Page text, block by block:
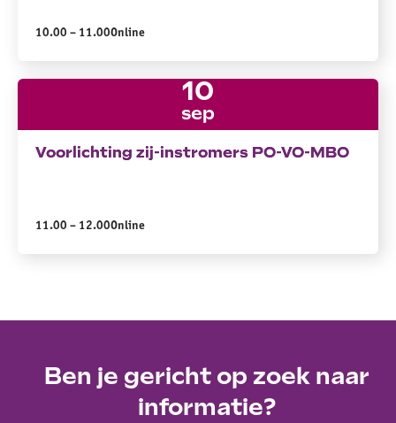
10.00 – 11.00Online
10
sep
Voorlichting zij-instromers PO-VO-MBO
Voorlichting zij-instromers PO-VO-MBO
11.00 – 12.00Online
Ben je gericht op zoek naar
informatie?